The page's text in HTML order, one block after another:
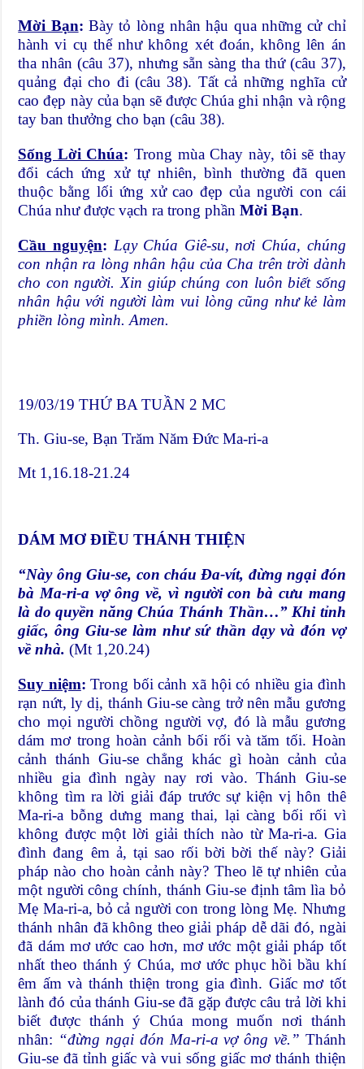
Mời Bạn: Bày tỏ lòng nhân hậu qua những cử chỉ
hành vi cụ thể như không xét đoán, không lên án
tha nhân (câu 37), nhưng sẵn sàng tha thứ (câu 37),
quảng đại cho đi (câu 38). Tất cả những nghĩa cử
cao đẹp này của bạn sẽ được Chúa ghi nhận và rộng
tay ban thưởng cho bạn (câu 38).
Sống Lời Chúa: Trong mùa Chay này, tôi sẽ thay
đổi cách ứng xử tự nhiên, bình thường đã quen
thuộc bằng lối ứng xử cao đẹp của người con cái
Chúa như được vạch ra trong phầnMời Bạn.
Cầu nguyện: Lạy Chúa Giê-su, nơi Chúa, chúng
con nhận ra lòng nhân hậu của Cha trên trời dành
cho con người. Xin giúp chúng con luôn biết sống
nhân hậu với người làm vui lòng cũng như kẻ làm
phiền lòng mình. Amen.
19/03/19 THỨ BA TUẦN 2 MC
Th. Giu-se, Bạn Trăm Năm Đức Ma-ri-a
Mt 1,16.18-21.24
DÁM MƠ ĐIỀU THÁNH THIỆN
“Này ông Giu-se, con cháu Đa-vít, đừng ngại đón
bà Ma-ri-a vợ ông về, vì người con bà cưu mang
là do quyền năng Chúa Thánh Thần…” Khi tỉnh
giấc, ông Giu-se làm như sứ thần dạy và đón vợ
về nhà.(Mt 1,20.24)
Suy niệm: Trong bối cảnh xã hội có nhiều gia đình
rạn nứt, ly dị, thánh Giu-se càng trở nên mẫu gương
cho mọi người chồng người vợ, đó là mẫu gương
dám mơ trong hoàn cảnh bối rối và tăm tối. Hoàn
cảnh thánh Giu-se chẳng khác gì hoàn cảnh của
nhiều gia đình ngày nay rơi vào. Thánh Giu-se
không tìm ra lời giải đáp trước sự kiện vị hôn thê
Ma-ri-a bỗng dưng mang thai, lại càng bối rối vì
không được một lời giải thích nào từ Ma-ri-a. Gia
đình đang êm ả, tại sao rối bời bời thế này? Giải
pháp nào cho hoàn cảnh này? Theo lẽ tự nhiên của
một người công chính, thánh Giu-se định tâm lìa bỏ
Mẹ Ma-ri-a, bỏ cả người con trong lòng Mẹ. Nhưng
thánh nhân đã không theo giải pháp dễ dãi đó, ngài
đã dám mơ ước cao hơn, mơ ước một giải pháp tốt
nhất theo thánh ý Chúa, mơ ước phục hồi bầu khí
êm ấm và thánh thiện trong gia đình. Giấc mơ tốt
lành đó của thánh Giu-se đã gặp được câu trả lời khi
biết được thánh ý Chúa mong muốn nơi thánh
nhân: “đừng ngại đón Ma-ri-a vợ ông về.” Thánh
Giu-se đã tỉnh giấc và vui sống giấc mơ thánh thiện